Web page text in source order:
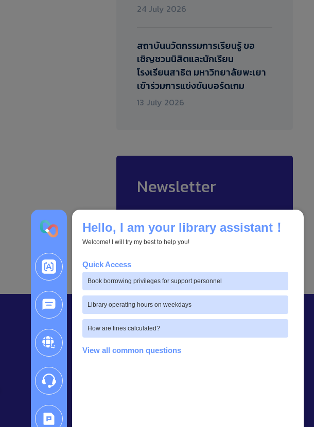
24 July 2026
สถาบันนวัตกรรมการเรียนรู้ ขอ
เชิญชวนนิสิตและนักเรียน
โรงเรียนสาธิต มหาวิทยาลัยพะเยา
เข้าร่วมการแข่งขันบอร์ดเกม
13 July 2026
Newsletter
Hello, I am your library assistant！
Welcome! I will try my best to help you!
Quick Access
Book borrowing privileges for support personnel
Library operating hours on weekdays
How are fines calculated?
View all common questions